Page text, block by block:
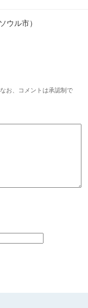
ウル市）
お、コメントは承認制で